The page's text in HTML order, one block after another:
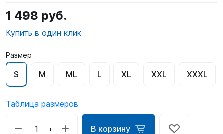
1 498 руб.
Купить в один клик
Размер
S M ML L XL XXL XXXL
Таблица размеров
шт В корзину